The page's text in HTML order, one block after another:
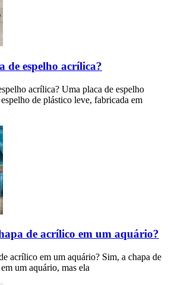
de espelho acrílica?
acrílica? Uma placa de espelho
de plástico leve, fabricada em
de acrílico em um aquário?
acrílico em um aquário? Sim, a chapa de
um aquário, mas ela